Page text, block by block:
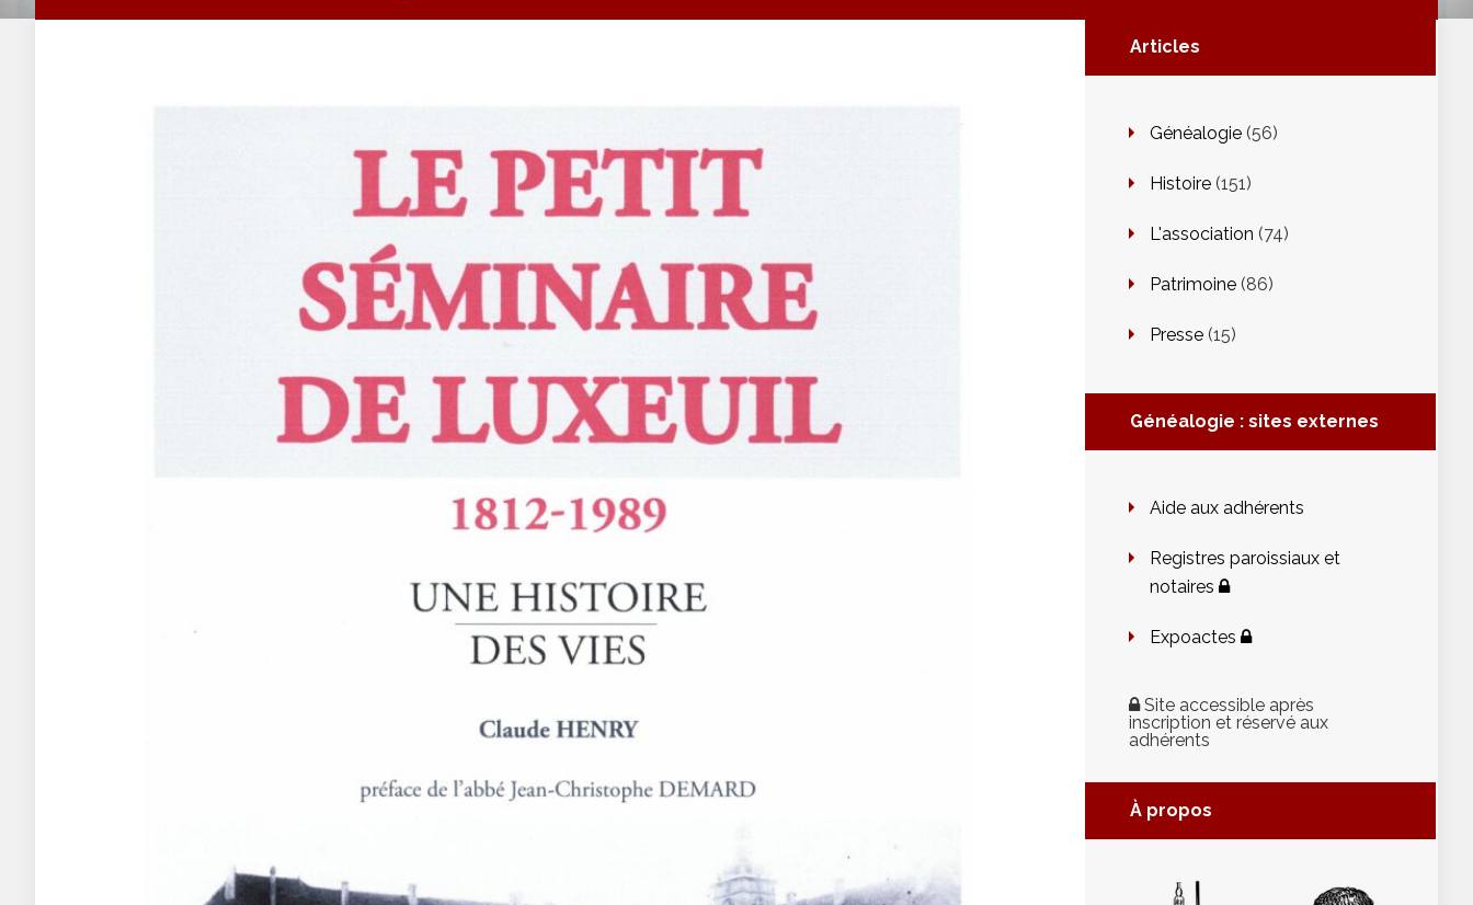
Articles
Généalogie (56)
Histoire (151)
L'association (74)
Patrimoine (86)
Presse (15)
Généalogie : sites externes
Aide aux adhérents
Registres paroissiaux et
notaires
Expoactes
Site accessible après
inscription et réservé aux
adhérents
À propos